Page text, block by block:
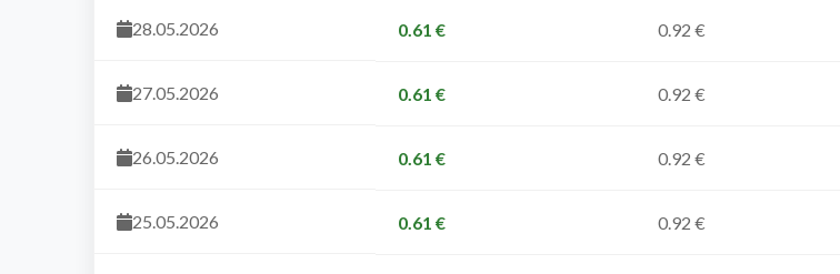
28.05.2026 0.61 € 0.92 €
27.05.2026 0.61 € 0.92 €
26.05.2026 0.61 € 0.92 €
25.05.2026 0.61 € 0.92 €